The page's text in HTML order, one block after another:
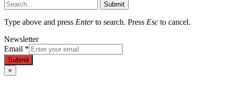
Submit
Type above and press Enterto search. Press Esc to cancel.
Newsletter
Email *
Submit
×